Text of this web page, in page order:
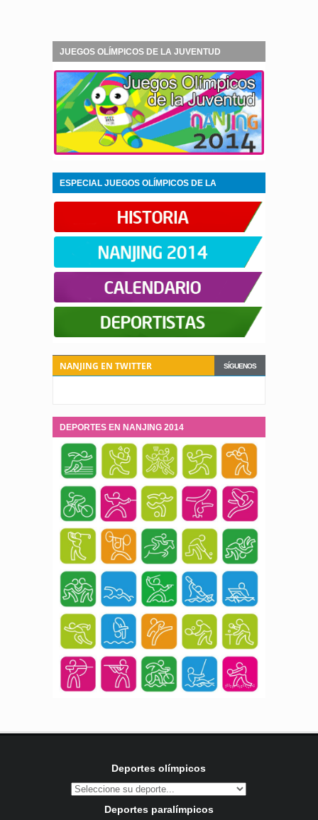
JUEGOS OLÍMPICOS DE LA JUVENTUD
NANJING 2014
ESPECIAL JUEGOS OLÍMPICOS DE LA
JUVENTUD NANJING 2014
SÍGUENOS
NANJING EN TWITTER
DEPORTES EN NANJING 2014
Deportes olímpicos
Deportes paralímpicos